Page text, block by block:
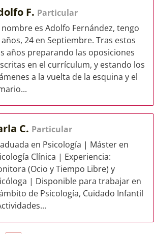
F. Particular
nombre es Adolfo Fernández, tengo
años, 24 en Septiembre. Tras estos
años preparando las oposiciones
en el currículum, y estando los
a la vuelta de la esquina y el
C. Particular
en Psicología | Máster en
Clínica | Experiencia:
(Ocio y Tiempo Libre) y
| Disponible para trabajar en
de Psicología, Cuidado Infantil